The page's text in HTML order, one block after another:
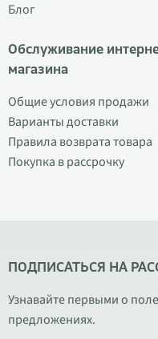
Блог
Обслуживание
магазина
Общие условия продажи
Варианты доставки
Правила возврата товара
Покупка в рассрочку
ПОДПИСАТЬСЯ НА
Узнавайте первыми о
предложениях.